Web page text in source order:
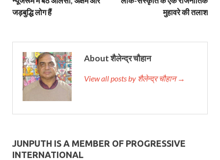
जड़बुद्धि लोग हैं
मुहावरे की तलाश
About शैलेन्द्र चौहान
View all posts by शैलेन्द्र चौहान →
JUNPUTH IS A MEMBER OF PROGRESSIVE
INTERNATIONAL